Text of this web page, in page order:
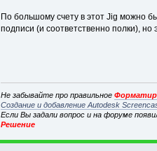
По большому счету в этот Jig можно
подписи (и соответственно полки),
Не забывайте про правильное
Создание и добавление Autodesk
Если Вы задали вопрос и на форуме
Решение